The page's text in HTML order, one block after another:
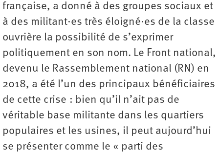
française, a donné à des groupes sociaux et
à des militant·es très éloigné·es de la classe
ouvrière la possibilité de s’exprimer
politiquement en son nom. Le Front national,
devenu le Rassemblement national (RN) en
2018, a été l’un des principaux bénéficiaires
de cette crise : bien qu’il n’ait pas de
véritable base militante dans les quartiers
populaires et les usines, il peut aujourd’hui
se présenter comme le « parti des